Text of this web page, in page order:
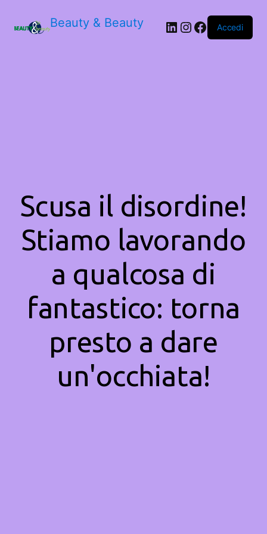
Beauty & Beauty LinkedIn
Instagram
Facebook
Accedi
Scusa il disordine!
Stiamo lavorando
a qualcosa di
fantastico: torna
presto a dare
un'occhiata!